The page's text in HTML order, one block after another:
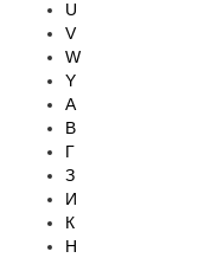
U
V
W
Y
А
В
Г
З
И
К
Н